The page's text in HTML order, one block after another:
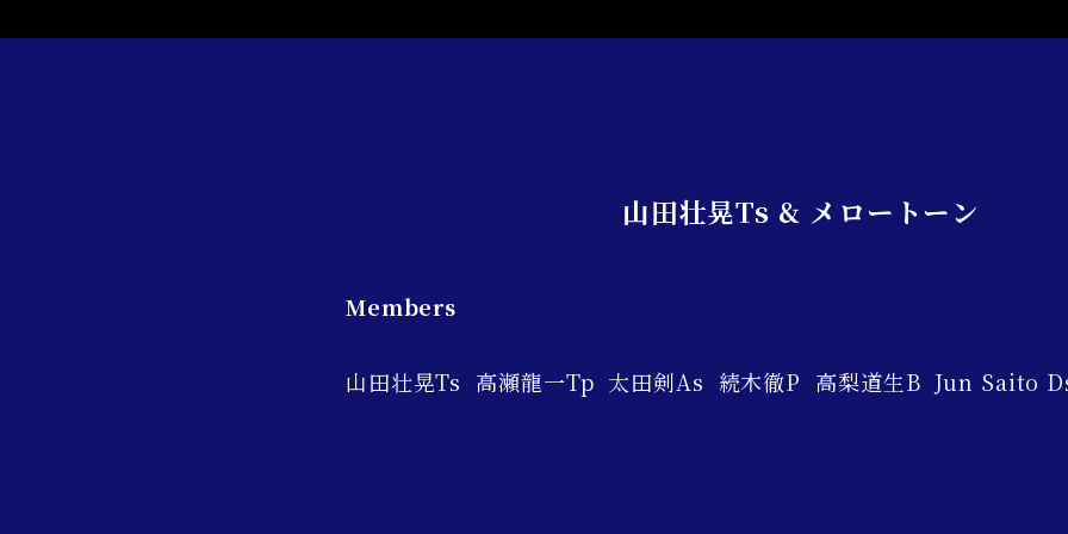
山田壮晃Ts & メロートーン
Members
山田壮晃Ts 高瀬龍一Tp 太田剣As 続木徹P 高梨道生B Jun Saito